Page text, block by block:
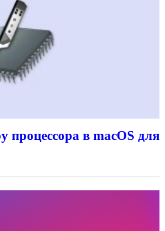
процессора в macOS для